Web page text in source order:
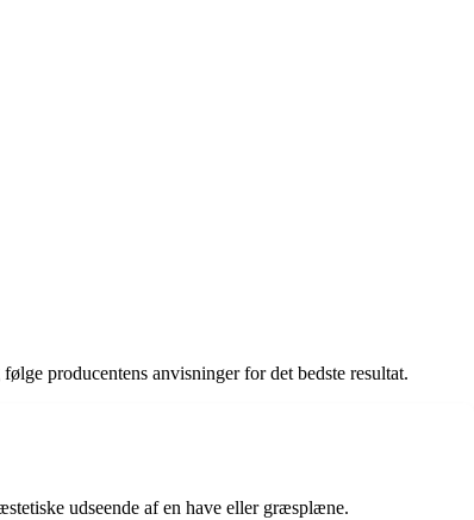
producentens anvisninger for det bedste resultat.
udseende af en have eller græsplæne.